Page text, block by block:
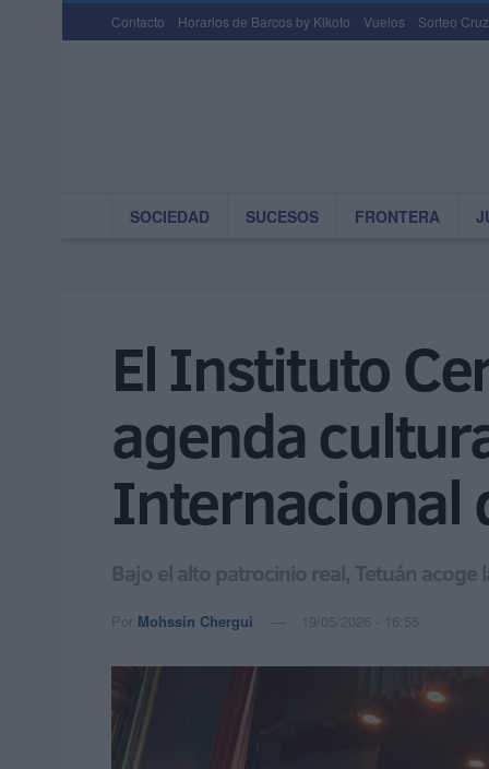
Contacto Horarios de Barcos by Kikoto Vuelos Sorteo
SOCIEDAD SUCESOS FRONTERA
El Instituto
agenda
Internacional
Bajo el alto patrocinio real, Tetuán
Por Mohssin Chergui 19/05/2026 - 16:55